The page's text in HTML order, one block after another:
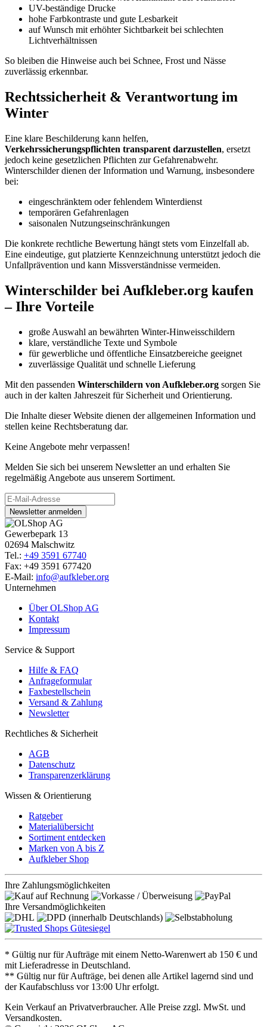
UV-beständige Drucke
hohe Farbkontraste und gute Lesbarkeit
auf Wunsch mit erhöhter Sichtbarkeit bei schlechten
Lichtverhältnissen
So bleiben die Hinweise auch bei Schnee, Frost und Nässe
zuverlässig erkennbar.
Rechtssicherheit & Verantwortung im
Winter
Eine klare Beschilderung kann helfen,
Verkehrssicherungspflichten transparent darzustellen, ersetzt
jedoch keine gesetzlichen Pflichten zur Gefahrenabwehr.
Winterschilder dienen der Information und Warnung, insbesondere
bei:
eingeschränktem oder fehlendem Winterdienst
temporären Gefahrenlagen
saisonalen Nutzungseinschränkungen
Die konkrete rechtliche Bewertung hängt stets vom Einzelfall ab.
Eine eindeutige, gut platzierte Kennzeichnung unterstützt jedoch die
Unfallprävention und kann Missverständnisse vermeiden.
Winterschilder bei Aufkleber.org kaufen
– Ihre Vorteile
große Auswahl an bewährten Winter-Hinweisschildern
klare, verständliche Texte und Symbole
für gewerbliche und öffentliche Einsatzbereiche geeignet
zuverlässige Qualität und schnelle Lieferung
Mit den passenden Winterschildern von Aufkleber.org sorgen Sie
auch in der kalten Jahreszeit für Sicherheit und Orientierung.
Die Inhalte dieser Website dienen der allgemeinen Information und
stellen keine Rechtsberatung dar.
Keine Angebote mehr verpassen!
Melden Sie sich bei unserem Newsletter an und erhalten Sie
regelmäßig Angebote aus unserem Sortiment.
Newsletter anmelden
Gewerbepark 13
02694 Malschwitz
Tel.: +49 3591 67740
Fax: +49 3591 677420
E-Mail: info@aufkleber.org
Unternehmen
Über OLShop AG
Kontakt
Impressum
Service & Support
Hilfe & FAQ
Anfrageformular
Faxbestellschein
Versand & Zahlung
Newsletter
Rechtliches & Sicherheit
AGB
Datenschutz
Transparenzerklärung
Wissen & Orientierung
Ratgeber
Materialübersicht
Sortiment entdecken
Marken von A bis Z
Aufkleber Shop
Ihre Zahlungsmöglichkeiten
Ihre Versandmöglichkeiten
* Gültig nur für Aufträge mit einem Netto-Warenwert ab 150 € und
mit Lieferadresse in Deutschland.
** Gültig nur für Aufträge, bei denen alle Artikel lagernd sind und
der Kaufabschluss vor 13:00 Uhr erfolgt.
Kein Verkauf an Privatverbraucher. Alle Preise zzgl. MwSt. und
Versandkosten.